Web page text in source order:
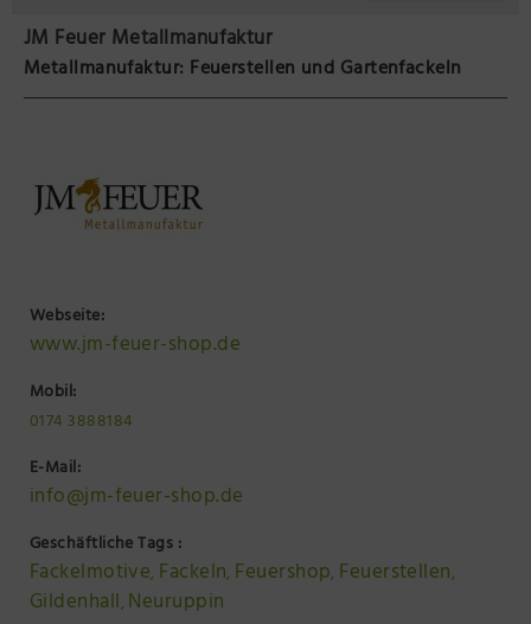
JM Feuer Metallmanufaktur
Metallmanufaktur: Feuerstellen und Gartenfackeln
Webseite:
www.jm-feuer-shop.de
Mobil:
0174 3888184
E-Mail:
info@jm-feuer-shop.de
Geschäftliche Tags :
Fackelmotive, Fackeln, Feuershop, Feuerstellen,
Gildenhall,Neuruppin